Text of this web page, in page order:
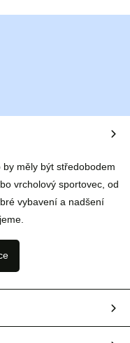
měly být středobodem
vrcholový sportovec, od
vybavení a nadšení